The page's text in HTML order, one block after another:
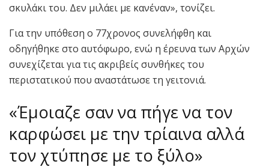
σκυλάκι του. Δεν μιλάει με κανέναν», τονίζει.
Για την υπόθεση ο 77χρονος συνελήφθη και
οδηγήθηκε στο αυτόφωρο, ενώ η έρευνα των Αρχών
συνεχίζεται για τις ακριβείς συνθήκες του
περιστατικού που αναστάτωσε τη γειτονιά.
«Έμοιαζε σαν να πήγε να τον
καρφώσει με την τρίαινα αλλά
τον χτύπησε με το ξύλο»